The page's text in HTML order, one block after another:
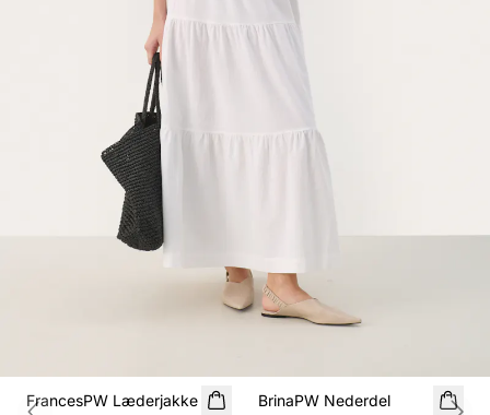
FrancesPW Læderjakke
BrinaPW Nederdel